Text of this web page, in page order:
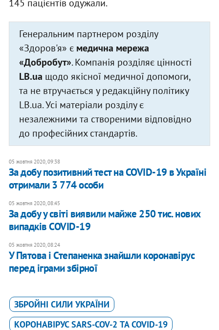
145 пацієнтів одужали.
Генеральним партнером розділу
«Здоров'я» є медична мережа
«Добробут». Компанія розділяє цінності
LB.ua щодо якісної медичної допомоги,
та не втручається у редакційну політику
LB.ua. Усі матеріали розділу є
незалежними та створеними відповідно
до професійних стандартів.
05 жовтня 2020, 09:38
За добу ​позитивний тест на COVID-19 в Україні
отримали 3 774 особи
05 жовтня 2020, 08:45
За добу у світі виявили майже 250 тис. нових
випадків COVID-19
05 жовтня 2020, 08:24
У Пятова і Степаненка знайшли коронавірус
перед іграми збірної
ЗБРОЙНІ СИЛИ УКРАЇНИ
КОРОНАВІРУС SARS-COV-2 ТА COVID-19